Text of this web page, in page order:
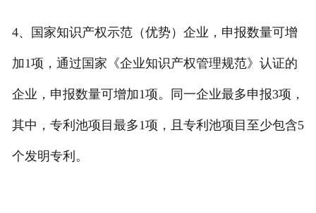
4、国家知识产权示范（优势）企业，申报数量可增
加1项，通过国家《企业知识产权管理规范》认证的
企业，申报数量可增加1项。同一企业最多申报3项，
其中，专利池项目最多1项，且专利池项目至少包含5
个发明专利。